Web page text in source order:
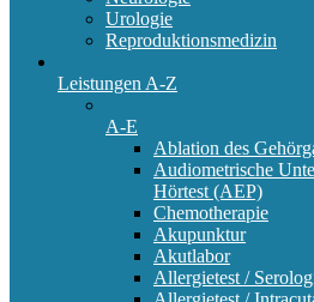
Urologie
Reproduktionsmedizin
Leistungen A-Z
A-E
Ablation des
Audiometrische
Hörtest (AEP)
Chemotherapie
Akupunktur
Akutlabor
Allergietest /